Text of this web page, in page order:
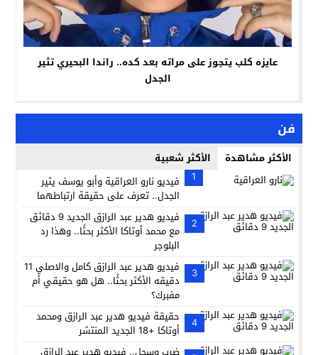
عايزه كلب يتجوز على مراته بعد كده.. راندا البحيري تثير
الجدل
فن
الأكثر مشاهدة
الأكثر شعبية
1
فيديو نارو العراقية وأبو يوسف يثير
الجدل.. تعرف على حقيقة ارتباطهما
2
فيديو هدير عبد الرازق الجديد 9 دقائق
مع محمد أوتاكا الأكثر بحثًا.. وهذا رد
البلوجر
3
فيديو هدير عبد الرازق كامل والاصلي 11
دقيقه الأكثر بحثًا.. هل هو حقيقي أم
مفبرك؟
4
حقيقة فيديو هدير عبد الرازق ومحمد
أوتاكا +18 الجديد المنتشر